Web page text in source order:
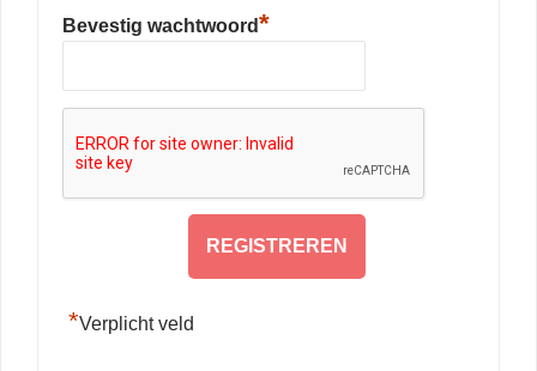
Bevestig wachtwoord*
*Verplicht veld